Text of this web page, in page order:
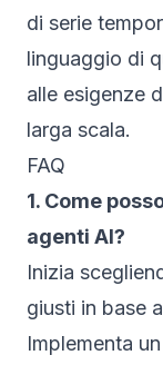
di serie
linguaggio di
alle esigenze
larga scala.
FAQ
1. Come
agenti AI?
Inizia
giusti in base
Implementa